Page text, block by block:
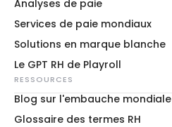
Analyses de paie
Services de paie mondiaux
Solutions en marque blanche
Le GPT RH de Playroll
RESSOURCES
Blog sur l'embauche mondiale
Glossaire des termes RH